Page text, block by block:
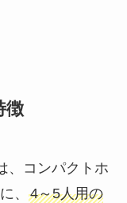
徴
、コンパクトホ
、 4～5人用の